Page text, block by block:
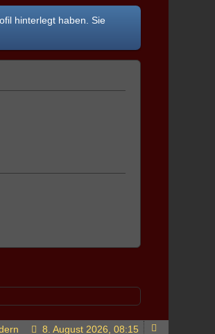
hinterlegt haben. Sie
8. August 2026, 08:15